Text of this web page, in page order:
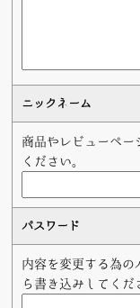
ニックネーム
商品やレビューペー
ください。
パスワード
内容を変更する為
ら書き込みしてくだ